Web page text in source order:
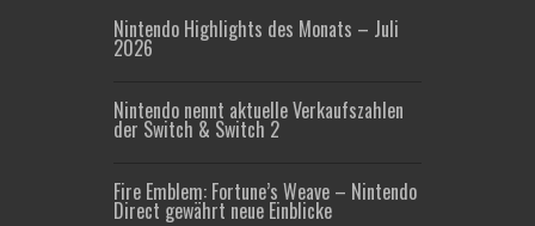
Nintendo Highlights des Monats – Juli
2026
Nintendo nennt aktuelle Verkaufszahlen
der Switch & Switch 2
Fire Emblem: Fortune’s Weave – Nintendo
Direct gewährt neue Einblicke